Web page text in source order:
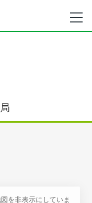
を非表示にしていま